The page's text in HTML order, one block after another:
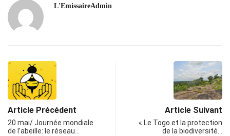
L'EmissaireAdmin
Article Précédent
20 mai/ Journée mondiale
de l’abeille: le réseau…
Article Suivant
« Le Togo et la protection
de la biodiversité…